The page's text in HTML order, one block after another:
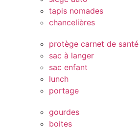
tapis nomades
chancelières
protège carnet de santé
sac à langer
sac enfant
lunch
portage
gourdes
boites